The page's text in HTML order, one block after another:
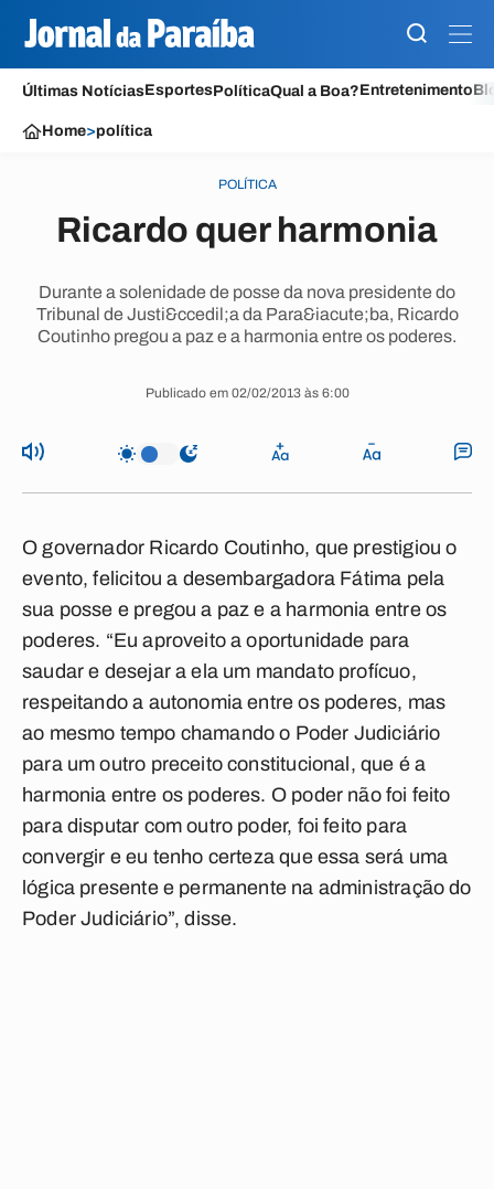
Últimas NotíciasEsportesPolíticaQual a Boa?Entretenimento
Home>política
POLÍTICA
Ricardo quer harmonia
Durante a solenidade de posse da nova presidente do
Tribunal de Justi&ccedil;a da Para&iacute;ba, Ricardo
Coutinho pregou a paz e a harmonia entre os poderes.
Publicado em 02/02/2013 às 6:00
O governador Ricardo Coutinho, que prestigiou o
evento, felicitou a desembargadora Fátima pela
sua posse e pregou a paz e a harmonia entre os
poderes. “Eu aproveito a oportunidade para
saudar e desejar a ela um mandato profícuo,
respeitando a autonomia entre os poderes, mas
ao mesmo tempo chamando o Poder Judiciário
para um outro preceito constitucional, que é a
harmonia entre os poderes. O poder não foi feito
para disputar com outro poder, foi feito para
convergir e eu tenho certeza que essa será uma
lógica presente e permanente na administração do
Poder Judiciário”, disse.